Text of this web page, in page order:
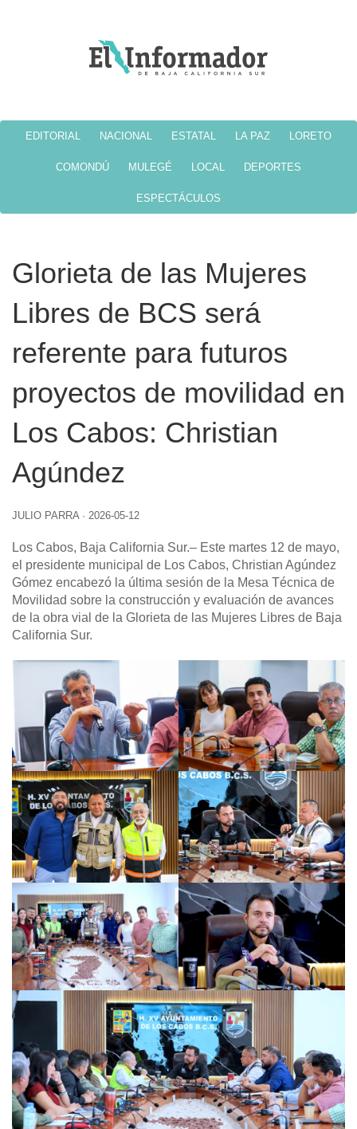
EDITORIAL NACIONAL ESTATAL LA PAZ LORETO
COMONDÚ MULEGÉ LOCAL DEPORTES
ESPECTÁCULOS
Glorieta de las Mujeres
Libres de BCS será
referente para futuros
proyectos de movilidad en
Los Cabos: Christian
Agúndez
JULIO PARRA · 2026-05-12
Los Cabos, Baja California Sur.– Este martes 12 de mayo,
el presidente municipal de Los Cabos, Christian Agúndez
Gómez encabezó la última sesión de la Mesa Técnica de
Movilidad sobre la construcción y evaluación de avances
de la obra vial de la Glorieta de las Mujeres Libres de Baja
California Sur.